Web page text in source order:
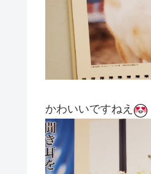
かわいいですねえ